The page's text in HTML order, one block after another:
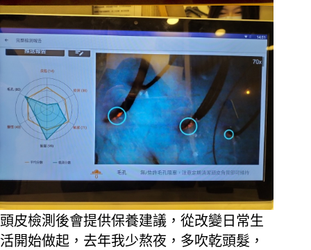
頭皮檢測後會提供保養建議，從改變日常生
活開始做起，去年我少熬夜，多吹乾頭髮，